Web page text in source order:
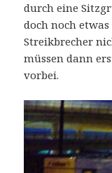
durch eine
doch noch
Streikbrecher
müssen dann
vorbei.